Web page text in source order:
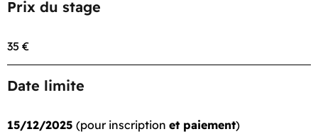
Prix du stage
35 €
Date limite
15/12/2025 (pour inscription et paiement)